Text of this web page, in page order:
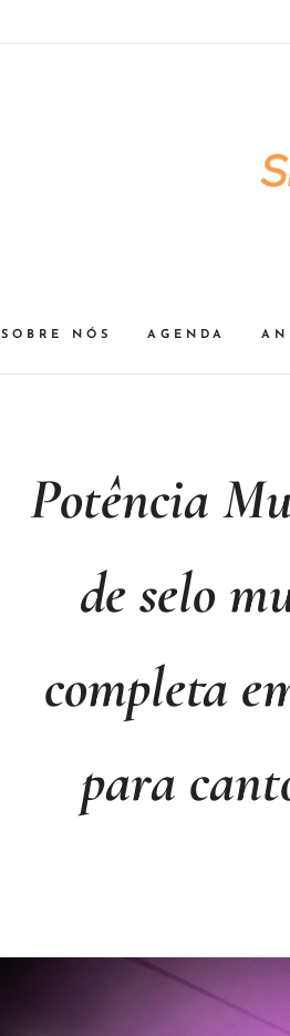
SOBRE NÓS AGENDA
Potência
de selo
completa
para